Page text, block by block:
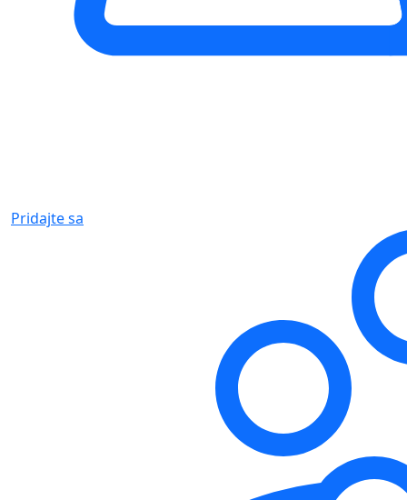
Pridajte sa